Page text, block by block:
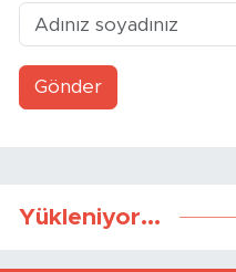
Gönder
Yükleniyor...